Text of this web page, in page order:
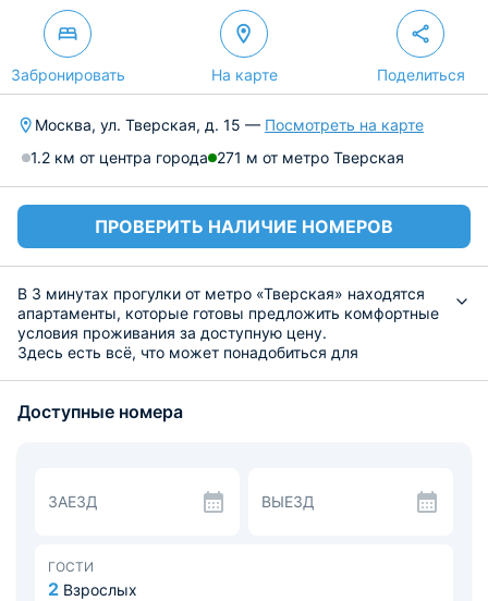
Забронировать На карте Поделиться
Москва, ул. Тверская, д. 15 — Посмотреть на карте
1.2 км от центра города 271 м от метро Тверская
ПРОВЕРИТЬ НАЛИЧИЕ НОМЕРОВ
В 3 минутах прогулки от метро «Тверская» находятся
апартаменты, которые готовы предложить комфортные
условия проживания за доступную цену.
Здесь есть всё, что может понадобиться для
апартаментах сделан качественный и современный
наборы посуды и столовые приборы.
На территории апартаментов находятся кафе,
Большого Театра и т. д.) вам понадобится всего 15-20
минут прогулки. Аэропорт Шереметьево располагается
Доступные номера
ЗАЕЗД ВЫЕЗД
ГОСТИ
2 Взрослых